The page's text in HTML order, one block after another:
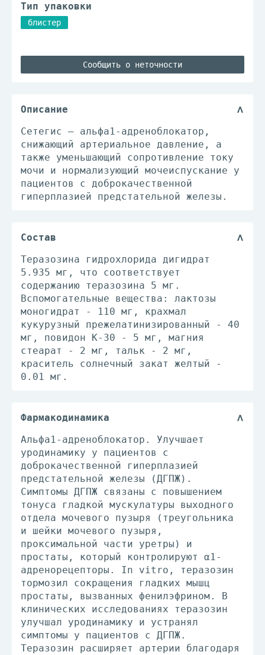
Тип упаковки
блистер
Сообщить о неточности
Описание
Сетегис – альфа1-адреноблокатор,
снижающий артериальное давление, а
также уменьшающий сопротивление току
мочи и нормализующий мочеиспускание у
пациентов с доброкачественной
гиперплазией предстательной железы.
Состав
Теразозина гидрохлорида дигидрат
5.935 мг, что соответствует
содержанию теразозина 5 мг.
Вспомогательные вещества: лактозы
моногидрат - 110 мг, крахмал
кукурузный прежелатинизированный - 40
мг, повидон К-30 - 5 мг, магния
стеарат - 2 мг, тальк - 2 мг,
краситель солнечный закат желтый -
0.01 мг.
Фармакодинамика
Альфа1-адреноблокатор. Улучшает
уродинамику у пациентов с
доброкачественной гиперплазией
предстательной железы (ДГПЖ).
Симптомы ДГПЖ связаны с повышением
тонуса гладкой мускулатуры выходного
отдела мочевого пузыря (треугольника
и шейки мочевого пузыря,
проксимальной части уретры) и
простаты, который контролируют α1-
адренорецепторы. In vitro, теразозин
тормозил сокращения гладких мышц
простаты, вызванных фенилэфрином. В
клинических исследованиях теразозин
улучшал уродинамику и устранял
симптомы у пациентов с ДГПЖ.
Теразозин расширяет артерии благодаря